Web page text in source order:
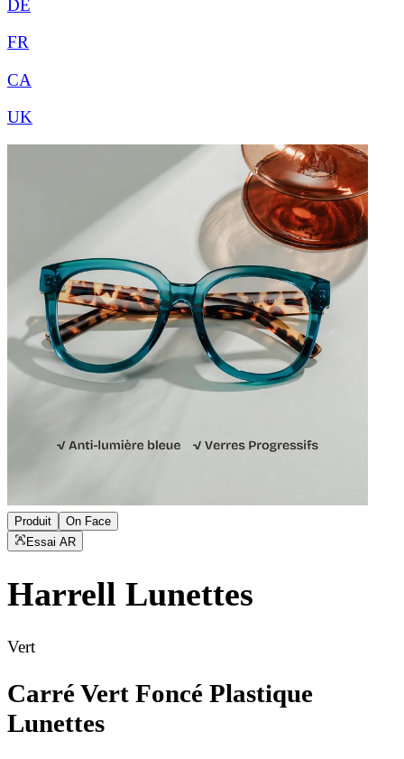
DE
FR
CA
UK
Produit
On Face
Essai AR
Harrell Lunettes
Vert
Carré Vert Foncé Plastique
Lunettes